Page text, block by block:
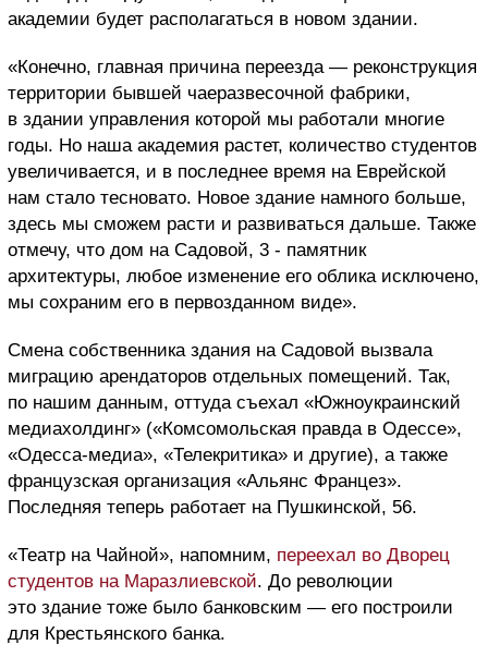
академии будет располагаться в новом здании.
«Конечно, главная причина переезда — реконструкция
территории бывшей чаеразвесочной фабрики,
в здании управления которой мы работали многие
годы. Но наша академия растет, количество студентов
увеличивается, и в последнее время на Еврейской
нам стало тесновато. Новое здание намного больше,
здесь мы сможем расти и развиваться дальше. Также
отмечу, что дом на Садовой, 3 - памятник
архитектуры, любое изменение его облика исключено,
мы сохраним его в первозданном виде».
Смена собственника здания на Садовой вызвала
миграцию арендаторов отдельных помещений. Так,
по нашим данным, оттуда съехал «Южноукраинский
медиахолдинг» («Комсомольская правда в Одессе»,
«Одесса-медиа», «Телекритика» и другие), а также
французская организация «Альянс Францез».
Последняя теперь работает на Пушкинской, 56.
«Театр на Чайной», напомним, переехал во Дворец
студентов на Маразлиевской. До революции
это здание тоже было банковским — его построили
для Крестьянского банка.